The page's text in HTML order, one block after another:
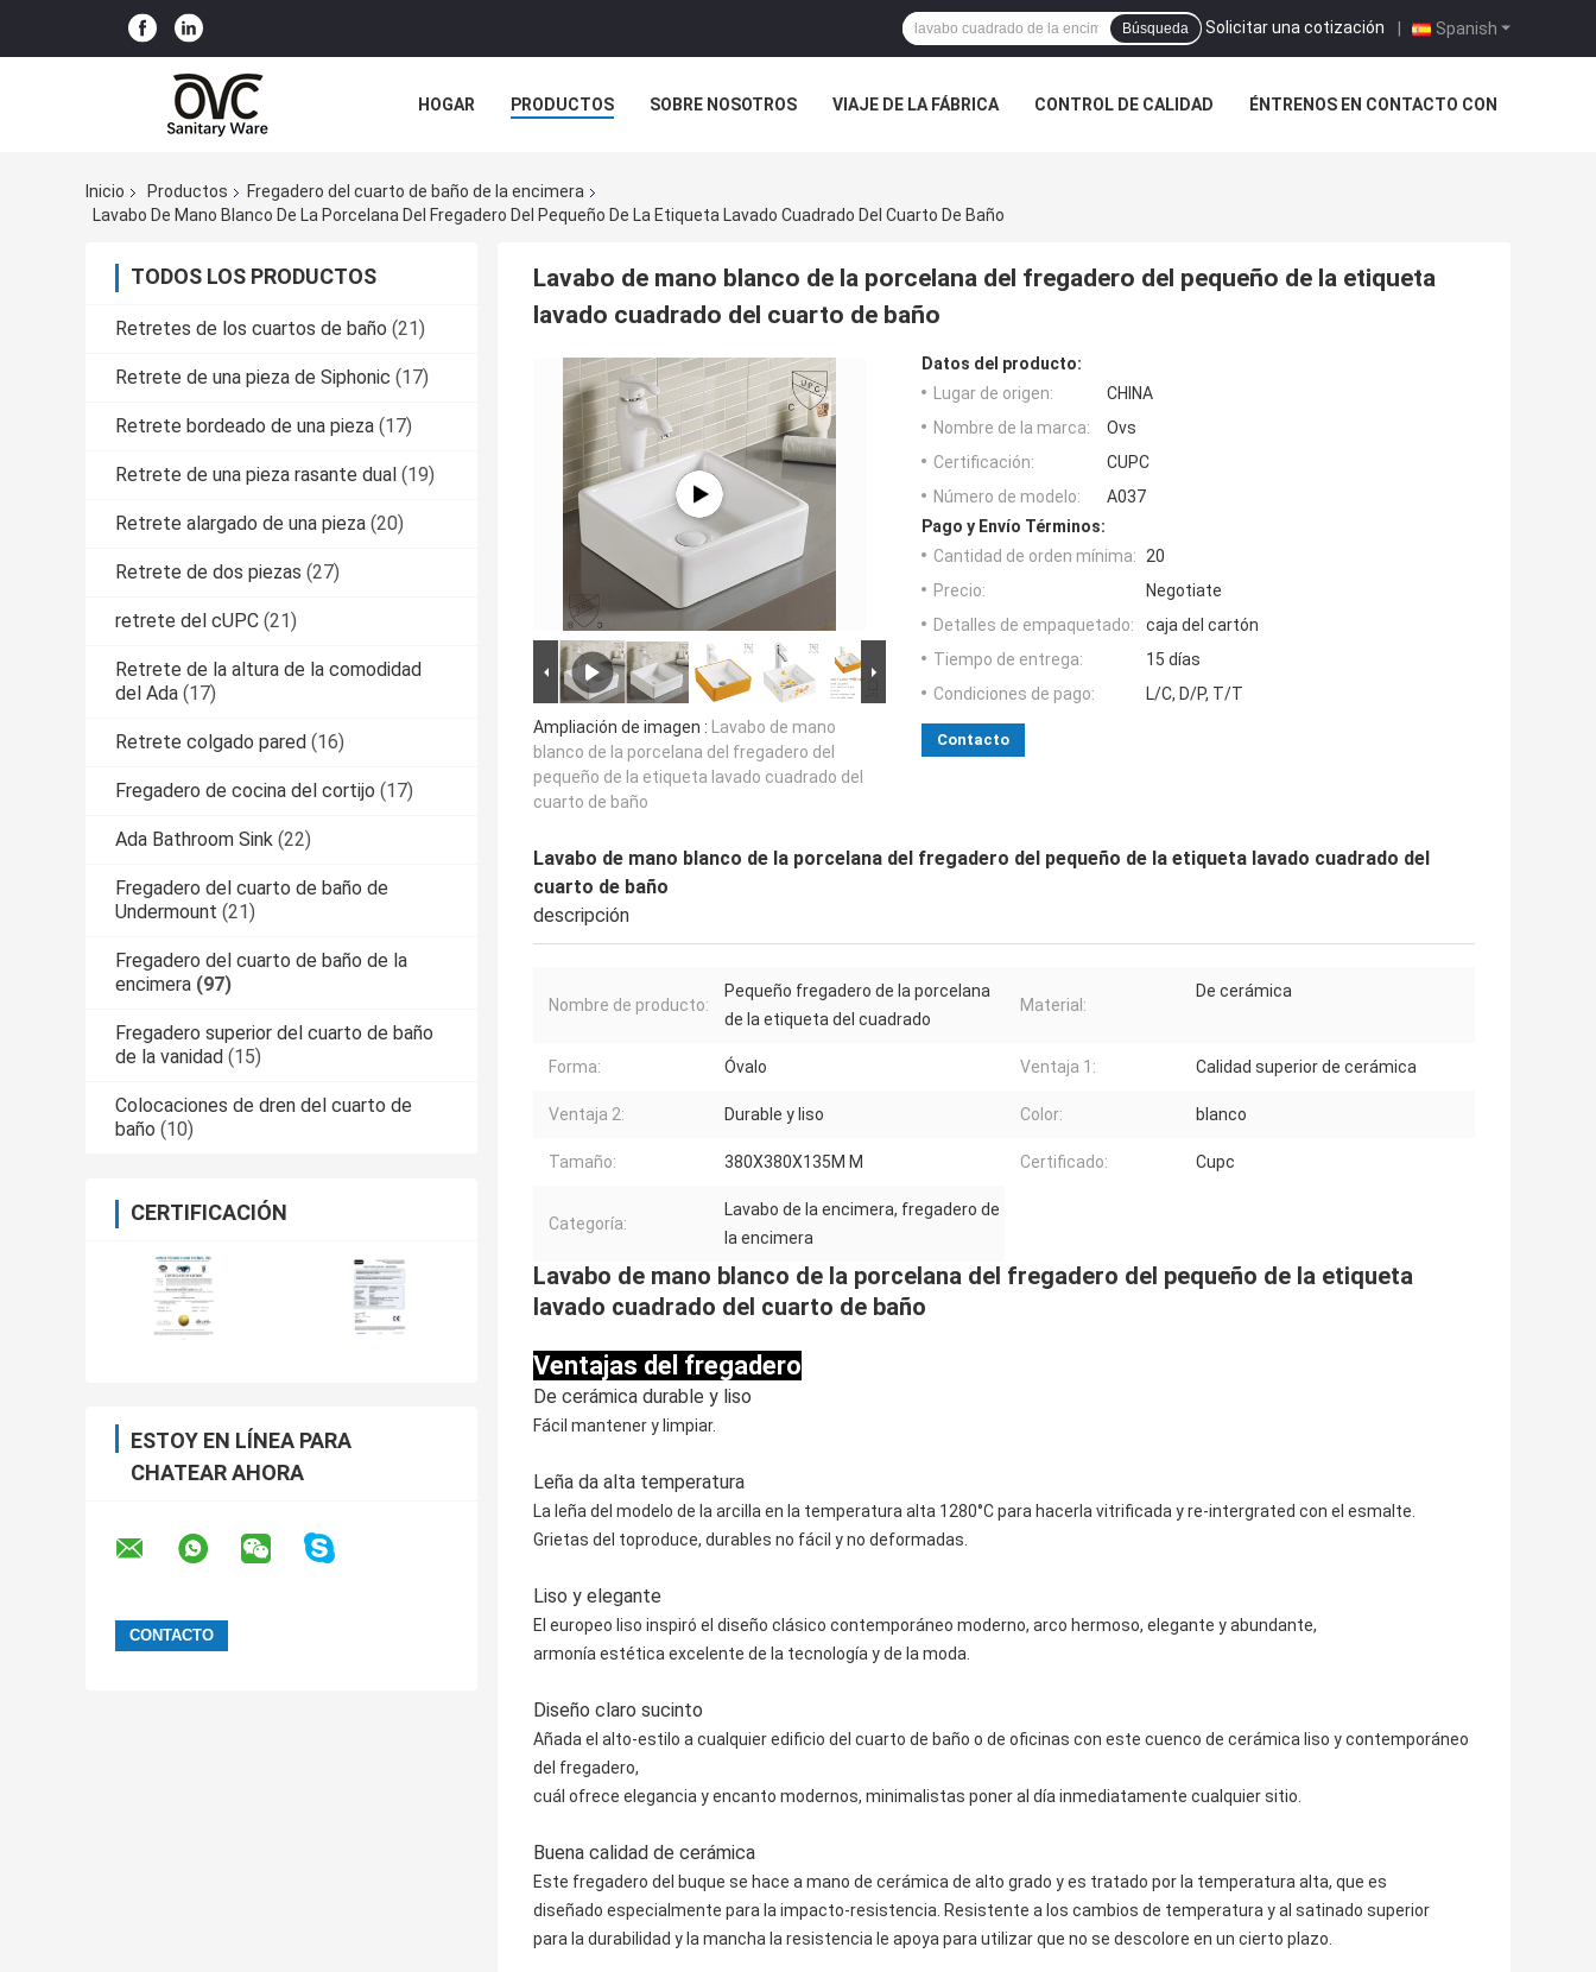
Spanish
Solicitar una cotización |
Búsqueda
HOGAR PRODUCTOS SOBRE NOSOTROS VIAJE DE LA FÁBRICA CONTROL DE CALIDAD ÉNTRENOS EN CONTACTO CON
Inicio
Productos
Fregadero del cuarto de baño de la encimera
Lavabo De Mano Blanco De La Porcelana Del Fregadero Del Pequeño De La Etiqueta Lavado Cuadrado Del Cuarto De Baño
TODOS LOS PRODUCTOS
Retretes de los cuartos de baño (21)
Retrete de una pieza de Siphonic (17)
Retrete bordeado de una pieza (17)
Retrete de una pieza rasante dual (19)
Retrete alargado de una pieza (20)
Retrete de dos piezas (27)
retrete del cUPC (21)
Retrete de la altura de la comodidad
del Ada (17)
Retrete colgado pared (16)
Fregadero de cocina del cortijo (17)
Ada Bathroom Sink (22)
Fregadero del cuarto de baño de
Undermount (21)
Fregadero del cuarto de baño de la
encimera (97)
Fregadero superior del cuarto de baño
de la vanidad (15)
Colocaciones de dren del cuarto de
baño (10)
CERTIFICACIÓN
ESTOY EN LÍNEA PARA
CHATEAR AHORA
Lavabo de mano blanco de la porcelana del fregadero del pequeño de la etiqueta
lavado cuadrado del cuarto de baño
Ampliación de imagen : Lavabo de mano
blanco de la porcelana del fregadero del
pequeño de la etiqueta lavado cuadrado del
cuarto de baño
Datos del producto:
Lugar de origen:
CHINA
Nombre de la marca:
Ovs
Certificación:
CUPC
Número de modelo:
A037
Pago y Envío Términos:
Cantidad de orden mínima:
20
Precio:
Negotiate
Detalles de empaquetado:
caja del cartón
Tiempo de entrega:
15 días
Condiciones de pago:
L/C, D/P, T/T
Contacto
Lavabo de mano blanco de la porcelana del fregadero del pequeño de la etiqueta lavado cuadrado del
cuarto de baño
descripción
Nombre de producto:
Pequeño fregadero de la porcelana
de la etiqueta del cuadrado
Material:
De cerámica
Forma: Óvalo Ventaja 1: Calidad superior de cerámica
Ventaja 2: Durable y liso Color: blanco
Tamaño: 380X380X135M M Certificado: Cupc
Categoría:
Lavabo de la encimera, fregadero de
la encimera
Lavabo de mano blanco de la porcelana del fregadero del pequeño de la etiqueta
lavado cuadrado del cuarto de baño
Ventajas del fregadero
De cerámica durable y liso
Fácil mantener y limpiar.
Leña da alta temperatura
La leña del modelo de la arcilla en la temperatura alta 1280°C para hacerla vitrificada y re-intergrated con el esmalte.
Grietas del toproduce, durables no fácil y no deformadas.
Liso y elegante
El europeo liso inspiró el diseño clásico contemporáneo moderno, arco hermoso, elegante y abundante,
armonía estética excelente de la tecnología y de la moda.
Diseño claro sucinto
Añada el alto-estilo a cualquier edificio del cuarto de baño o de oficinas con este cuenco de cerámica liso y contemporáneo
del fregadero,
cuál ofrece elegancia y encanto modernos, minimalistas poner al día inmediatamente cualquier sitio.
Buena calidad de cerámica
Este fregadero del buque se hace a mano de cerámica de alto grado y es tratado por la temperatura alta, que es
diseñado especialmente para la impacto-resistencia. Resistente a los cambios de temperatura y al satinado superior
para la durabilidad y la mancha la resistencia le apoya para utilizar que no se descolore en un cierto plazo.